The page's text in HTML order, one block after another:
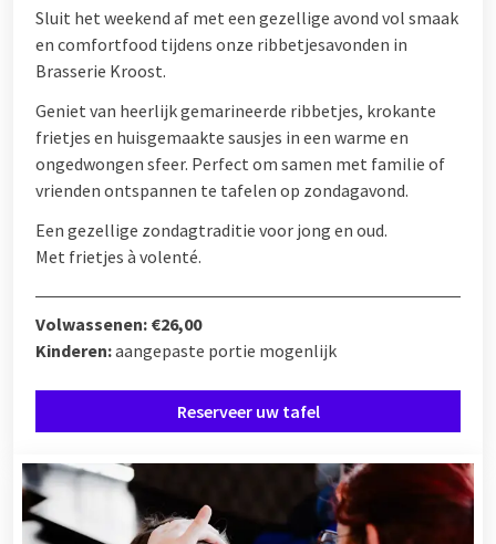
Sluit het weekend af met een gezellige avond vol smaak
en comfortfood tijdens onze ribbetjesavonden in
Brasserie Kroost.
Geniet van heerlijk gemarineerde ribbetjes, krokante
frietjes en huisgemaakte sausjes in een warme en
ongedwongen sfeer. Perfect om samen met familie of
vrienden ontspannen te tafelen op zondagavond.
Een gezellige zondagtraditie voor jong en oud.
Met frietjes à volenté.
Volwassenen: €26,00
Kinderen:aangepaste portie mogenlijk
Reserveer uw tafel